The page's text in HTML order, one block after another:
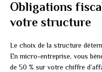
Obligations
votre structure
Le choix de la structure
En micro-entreprise, vous
de 50 % sur votre chiffre